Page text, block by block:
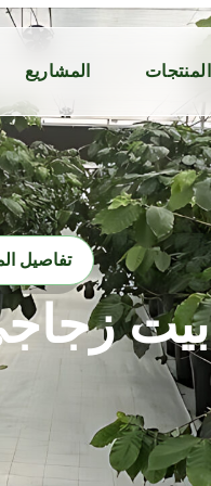
المنتجات المشاريع
تفاصيل
بيت